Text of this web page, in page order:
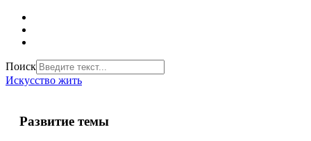
Поиск
Искусство жить
Развитие темы